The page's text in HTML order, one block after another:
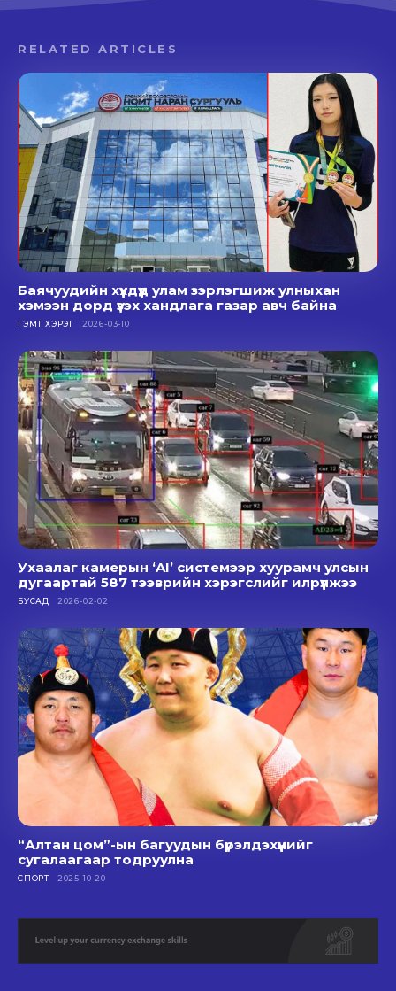
RELATED ARTICLES
Баячуудийн хүүхдүүд улам зэрлэгшиж улныхан
хэмээн дорд үзэх хандлага газар авч байна
ГЭМТ ХЭРЭГ 2026-03-10
Ухаалаг камерын ‘AI’ системээр хуурамч улсын
дугаартай 587 тээврийн хэрэгслийг илрүүлжээ
БУСАД 2026-02-02
“Алтан цом”-ын багуудын бүрэлдэхүүнийг
сугалаагаар тодруулна
СПОРТ 2025-10-20